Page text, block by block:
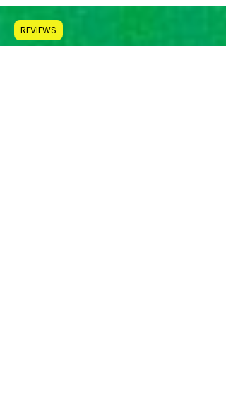
rehabilitation and prevention of ankle injuries
inREVIEWS